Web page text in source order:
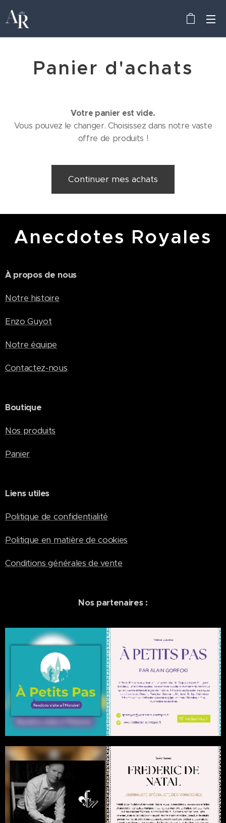
Panier d'achats
Votre panier est vide.
Vous pouvez le changer. Choisissez dans notre vaste
offre de produits !
Continuer mes achats
Anecdotes Royales
À propos de nous
Notre histoire
Enzo Guyot
Notre équipe
Contactez-nous
Boutique
Nos produits
Panier
Liens utiles
Politique de confidentialité
Politique en matière de cookies
Conditions générales de vente
Nos partenaires :